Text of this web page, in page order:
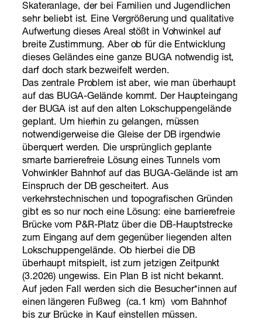
Skateranlage, der bei Familien und Jugendlichen
sehr beliebt ist. Eine Vergrößerung und qualitative
Aufwertung dieses Areal stößt in Vohwinkel auf
breite Zustimmung. Aber ob für die Entwicklung
dieses Geländes eine ganze BUGA notwendig ist,
darf doch stark bezweifelt werden.
Das zentrale Problem ist aber, wie man überhaupt
auf das BUGA-Gelände kommt. Der Haupteingang
der BUGA ist auf den alten Lokschuppengelände
geplant. Um hierhin zu gelangen, müssen
notwendigerweise die Gleise der DB irgendwie
überquert werden. Die ursprünglich geplante
smarte barrierefreie Lösung eines Tunnels vom
Vohwinkler Bahnhof auf das BUGA-Gelände ist am
Einspruch der DB gescheitert. Aus
verkehrstechnischen und topografischen Gründen
gibt es so nur noch eine Lösung: eine barrierefreie
Brücke vom P&R-Platz über die DB-Hauptstrecke
zum Eingang auf dem gegenüber liegenden alten
Lokschuppengelände. Ob hierbei die DB
überhaupt mitspielt, ist zum jetzigen Zeitpunkt
(3.2026) ungewiss. Ein Plan B ist nicht bekannt.
Auf jeden Fall werden sich die Besucher*innen auf
einen längeren Fußweg (ca.1 km) vom Bahnhof
bis zur Brücke in Kauf einstellen müssen.